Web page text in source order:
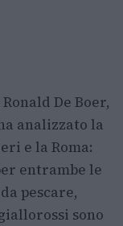
Ronald De Boer,
analizzato la
e la Roma:
entrambe le
pescare,
sono